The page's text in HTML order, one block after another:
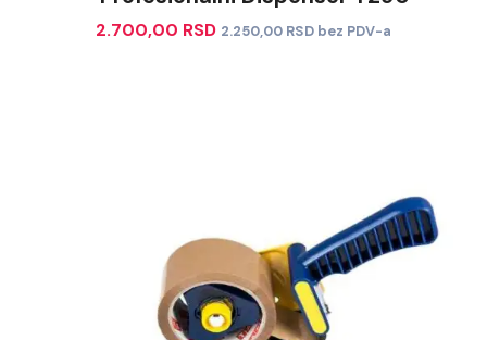
2.700,00 RSD 2.250,00 RSD bez PDV-a